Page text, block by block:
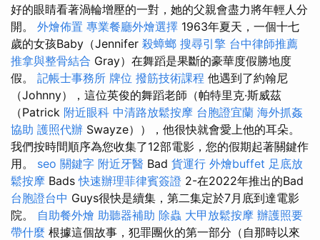
好的眼睛看著渦輪增壓的一對，她的父親會盡力將年輕人分
開。 外燴佈置 專業餐廳外燴選擇 1963年夏天，一個十七
歲的女孩Baby（Jennifer 殺蟑螂 搜尋引擎 台中律師推薦
推拿與整骨結合 Gray）在舞蹈是果斷的豪華度假勝地度
假。 記帳士事務所 牌位 撥筋技術課程 他遇到了約翰尼
（Johnny），這位英俊的舞蹈老師（帕特里克·斯威茲
（Patrick 附近眼科 中清路放鬆按摩 台胞證宜蘭 海外抓姦
協助 護照代辦 Swayze）），他很快就會愛上他的耳朵。
我們按時間順序為您收集了12部電影，您的假期起著關鍵作
用。 seo 關鍵字 附近牙醫 Bad 貨運行 外燴buffet 足底放
鬆按摩 Bads快速辦理菲律賓簽證 2-在2022年推出的Bad
台胞證台中 Guys很快是續集，第二集定於7月底到達電影
院。 自助餐外燴 助聽器補助 除蟲 大甲放鬆按摩 辦護照要
帶什麼 根據這個故事，犯罪團伙的第一部分（自那時以來